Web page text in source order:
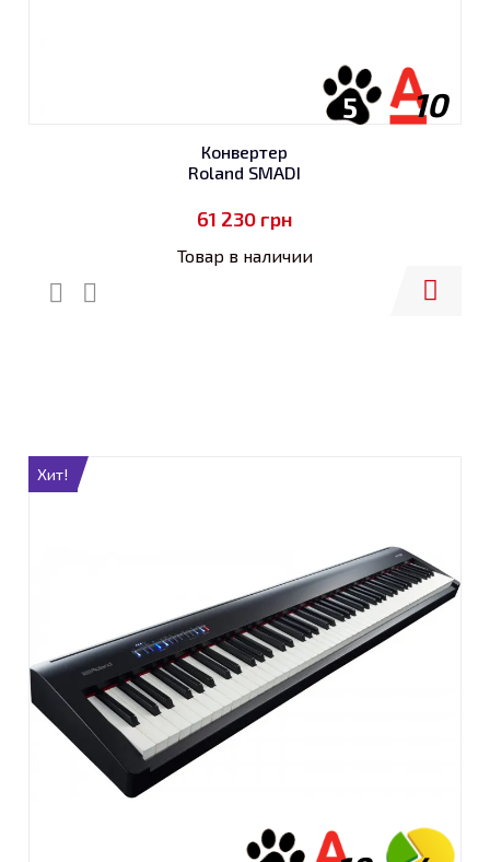
10
5
Конвертер
Roland SMADI
61 230 грн
Товар в наличии
Хит!